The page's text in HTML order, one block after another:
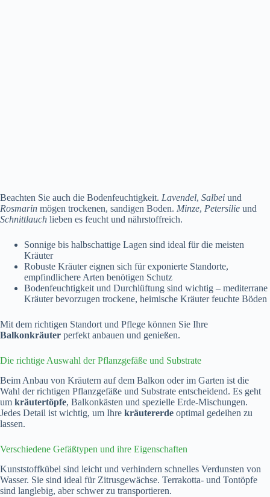
Beachten Sie auch die Bodenfeuchtigkeit. Lavendel, Salbei und
Rosmarin mögen trockenen, sandigen Boden. Minze, Petersilie und
Schnittlauch lieben es feucht und nährstoffreich.
Sonnige bis halbschattige Lagen sind ideal für die meisten
Kräuter
Robuste Kräuter eignen sich für exponierte Standorte,
empfindlichere Arten benötigen Schutz
Bodenfeuchtigkeit und Durchlüftung sind wichtig – mediterrane
Kräuter bevorzugen trockene, heimische Kräuter feuchte Böden
Mit dem richtigen Standort und Pflege können Sie Ihre
Balkonkräuter perfekt anbauen und genießen.
Die richtige Auswahl der Pflanzgefäße und Substrate
Beim Anbau von Kräutern auf dem Balkon oder im Garten ist die
Wahl der richtigen Pflanzgefäße und Substrate entscheidend. Es geht
um kräutertöpfe, Balkonkästen und spezielle Erde-Mischungen.
Jedes Detail ist wichtig, um Ihre kräutererde optimal gedeihen zu
lassen.
Verschiedene Gefäßtypen und ihre Eigenschaften
Kunststoffkübel sind leicht und verhindern schnelles Verdunsten von
Wasser. Sie sind ideal für Zitrusgewächse. Terrakotta- und Tontöpfe
sind langlebig, aber schwer zu transportieren.